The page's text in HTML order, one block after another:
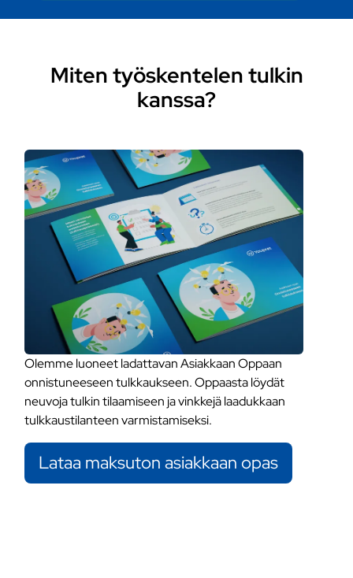
Miten työskentelen tulkin
kanssa?
Olemme luoneet ladattavan Asiakkaan Oppaan
onnistuneeseen tulkkaukseen. Oppaasta löydät
neuvoja tulkin tilaamiseen ja vinkkejä laadukkaan
tulkkaustilanteen varmistamiseksi.
Lataa maksuton asiakkaan opas